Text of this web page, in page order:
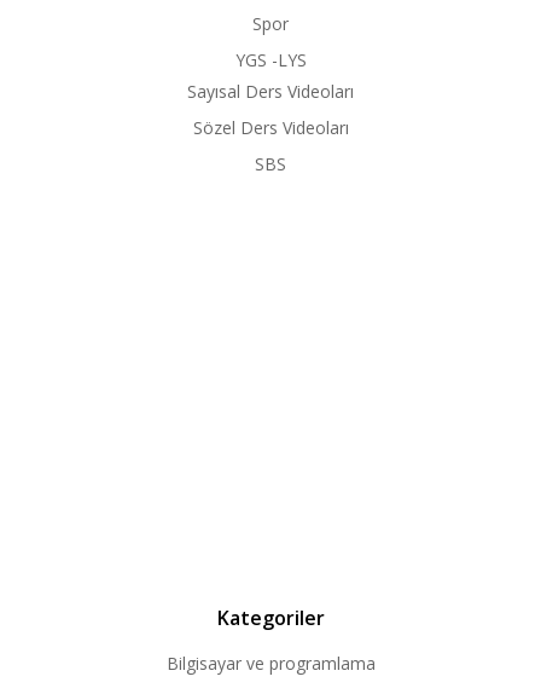
Spor
YGS -LYS
Sayısal Ders Videoları
Sözel Ders Videoları
SBS
Kategoriler
Bilgisayar ve programlama